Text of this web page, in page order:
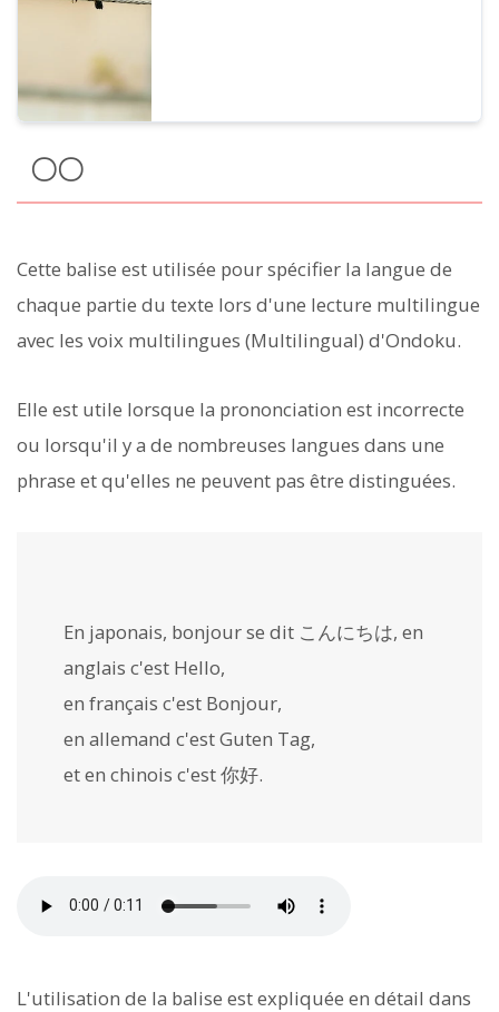
〇〇
Cette balise est utilisée pour spécifier la langue de
chaque partie du texte lors d'une lecture multilingue
avec les voix multilingues (Multilingual) d'Ondoku.
Elle est utile lorsque la prononciation est incorrecte
ou lorsqu'il y a de nombreuses langues dans une
phrase et qu'elles ne peuvent pas être distinguées.
En japonais, bonjour se dit こんにちは, en
anglais c'est Hello,
en français c'est Bonjour,
en allemand c'estGuten Tag,
et en chinois c'est你好.
L'utilisation de la balise est expliquée en détail dans